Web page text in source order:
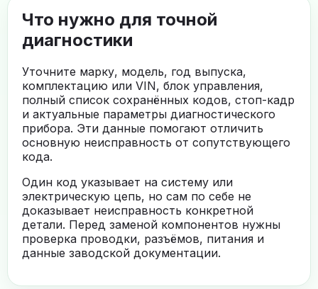
Что нужно для точной
диагностики
Уточните марку, модель, год выпуска,
комплектацию или VIN, блок управления,
полный список сохранённых кодов, стоп-кадр
и актуальные параметры диагностического
прибора. Эти данные помогают отличить
основную неисправность от сопутствующего
кода.
Один код указывает на систему или
электрическую цепь, но сам по себе не
доказывает неисправность конкретной
детали. Перед заменой компонентов нужны
проверка проводки, разъёмов, питания и
данные заводской документации.